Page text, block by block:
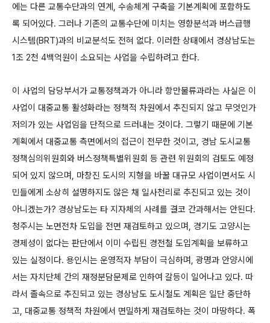
에는 다른 교통수단과의 연계, 수송체계 구축을 기본계획에 포함하도
록 되어있다. 그러나 기존의 교통수단에 미치는 영향분석과 버스급행
시스템(BRT)과의 비교분석도 전혀 없다. 이러한 상태에서 경상남도는
1조 2천 4백억원이 소요되는 사업을 수립하려고 한다.
이 사업의 담당부서가 교통정책과가 아니라 항만물류과라는 사실은 이
사업이 대중교통 활성화라는 정책적 차원에서 추진되지 않고 무엇인가
저의가 있는 사업임을 단적으로 드러내는 것이다. 그렇기 때문에 기본
계획에서 대중교통 측면에서의 접근이 전무한 것이고, 경남 도시교통
정책심의위원회와 버스정책특별위원회 등 관련 위원회의 검토도 예정
되어 있지 않으며, 마창진 도시의 지형을 바꿀 대규모 사업이면서도 시
민들에게 소상히 설명하지도 않은 채 일사천리로 추진되고 있는 것이
아니겠는가? 경상남도는 타 지자체의 사례를 결코 간과해서는 안된다.
청주시는 노면전차 도입을 전면 재검토하고 있으며, 경기도 고양시는
경제성이 없다는 판단에서 이미 수립된 경전철 도입계획을 보류하고
있는 실정이다. 용인시는 운영적자 부담이 극심하며, 광명과 안양시에
서는 자치단체 간의 재정분담문제로 인하여 갈등이 일어나고 있다. 따
라서 졸속으로 추진되고 있는 경상남도 도시철도 계획은 일단 중단하
고, 대중교통 정책적 차원에서 면밀하게 재검토하는 것이 마땅하다. 폭